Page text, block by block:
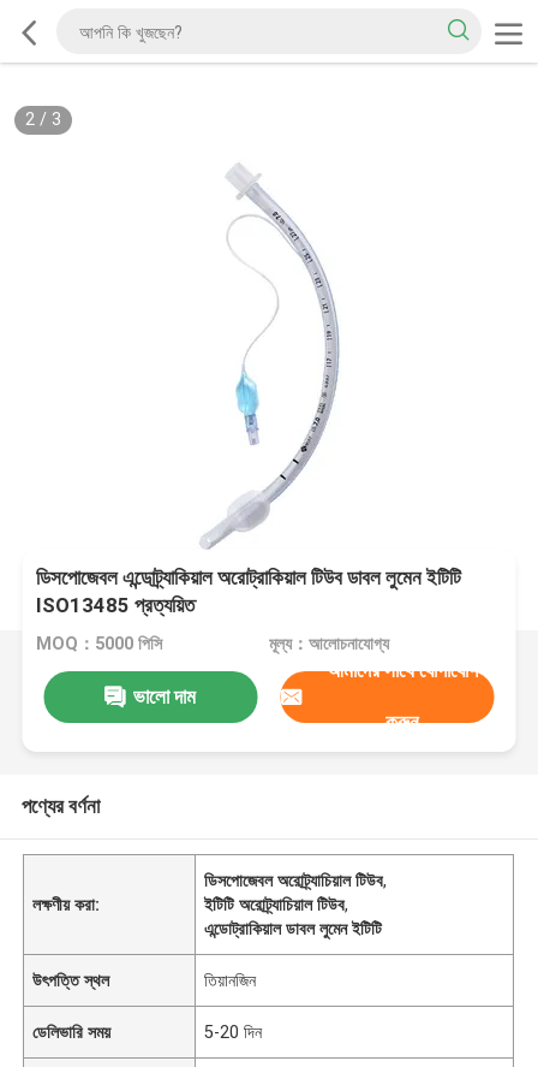
2/ 3
ডিসপোজেবল এন্ডোট্র্যাকিয়াল অরোট্রাকিয়াল টিউব ডাবল লুমেন ইটিটি
ISO13485 প্রত্যয়িত
MOQ：5000 পিসি মূল্য：আলোচনাযোগ্য
ভালো দাম
আমাদের সাথে যোগাযোগ
করুন
পণ্যের বর্ণনা
লক্ষণীয় করা:
ডিসপোজেবল অরোট্র্যাচিয়াল টিউব,
ইটিটি অরোট্র্যাচিয়াল টিউব,
এন্ডোট্রাকিয়াল ডাবল লুমেন ইটিটি
উৎপত্তি স্থল তিয়ানজিন
ডেলিভারি সময় 5-20 দিন